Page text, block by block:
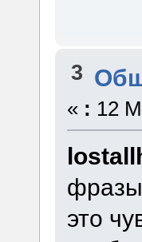
3
« : 12
фразы
это